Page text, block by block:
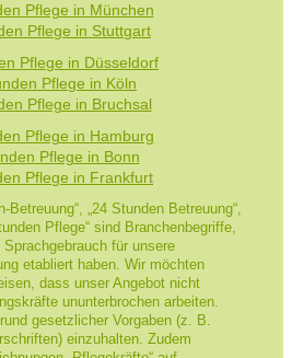
Pflege in München
Pflege in Stuttgart
Pflege in Düsseldorf
Pflege in Köln
Pflege in Bruchsal
Pflege in Hamburg
Pflege in Bonn
Pflege in Frankfurt
Betreuung“, „24 Stunden Betreuung“,
Pflege“ sind Branchenbegriffe,
für unsere
etabliert haben. Wir möchten
dass unser Angebot nicht
ununterbrochen arbeiten.
gesetzlicher Vorgaben (z. B.
einzuhalten. Zudem